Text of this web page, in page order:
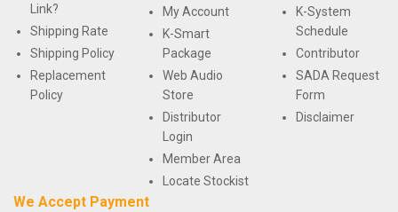
Link?
Shipping Rate
Shipping Policy
Replacement
Policy
My Account
K-Smart
Package
Web Audio
Store
Distributor
Login
Member Area
Locate Stockist
K-System
Schedule
Contributor
SADA Request
Form
Disclaimer
We Accept Payment